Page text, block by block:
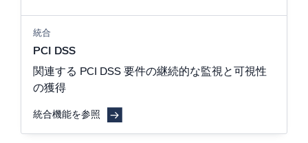
統合
PCI DSS
関連する PCI DSS 要件の継続的な監視と可視性
の獲得
統合機能を参照